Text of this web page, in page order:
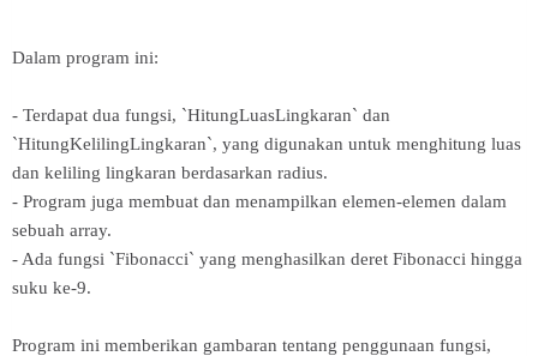
Dalam program ini:
- Terdapat dua fungsi, `HitungLuasLingkaran` dan
`HitungKelilingLingkaran`, yang digunakan untuk menghitung luas
dan keliling lingkaran berdasarkan radius.
- Program juga membuat dan menampilkan elemen-elemen dalam
sebuah array.
- Ada fungsi `Fibonacci` yang menghasilkan deret Fibonacci hingga
suku ke-9.
Program ini memberikan gambaran tentang penggunaan fungsi,